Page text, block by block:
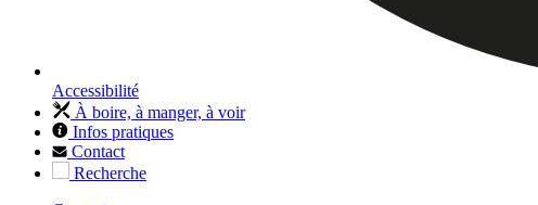
Accessibilité
À boire, à manger, à voir
Infos pratiques
Contact
Recherche